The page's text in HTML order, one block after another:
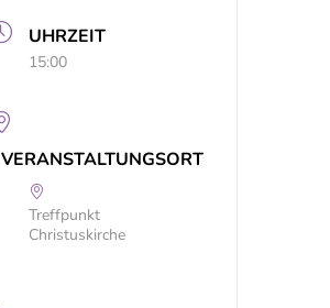
UHRZEIT
15:00
VERANSTALTUNGSORT
Treffpunkt
Christuskirche